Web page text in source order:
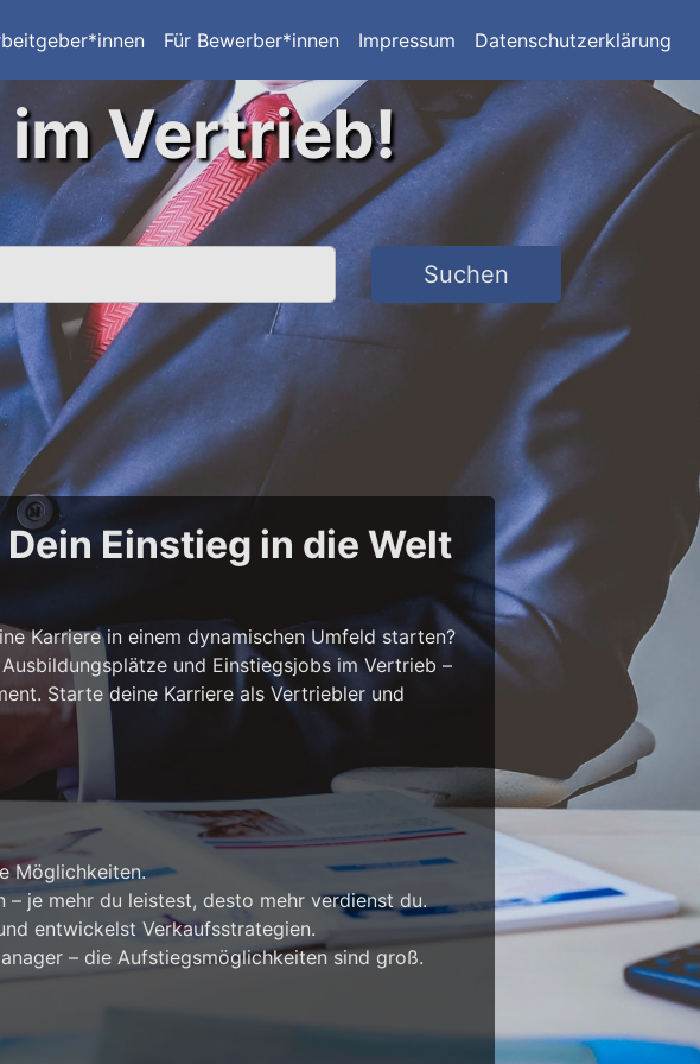
Für Bewerber*innen Impressum Datenschutzerklärung
im Vertrieb!
Suchen
Einstieg in die Welt
Karriere in einem dynamischen Umfeld starten?
und Einstiegsjobs im Vertrieb –
Starte deine Karriere als Vertriebler und
Möglichkeiten.
je mehr du leistest, desto mehr verdienst du.
entwickelst Verkaufsstrategien.
– die Aufstiegsmöglichkeiten sind groß.